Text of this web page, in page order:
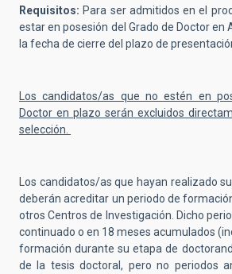
Requisitos: Para ser admitidos en el
estar en posesión del Grado de Doctor en
la fecha de cierre del plazo de
Los candidatos/as que no estén en
Doctor en plazo serán excluidos
selección.
Los candidatos/as que hayan realizado
deberán acreditar un periodo de
otros Centros de Investigación. Dicho
continuado o en 18 meses acumulados
formación durante su etapa de
de la tesis doctoral, pero no periodos